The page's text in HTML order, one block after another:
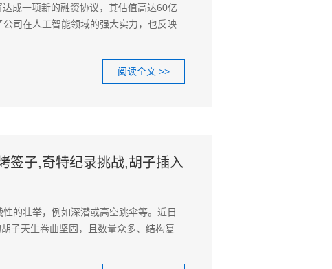
成一项新的融资协议，其估值高达60亿
司在人工智能领域的强大实力，也反映
阅读全文 >>
签子,奇特纪录挑战,胡子插入
的壮举，例如深潜或高空跳伞等。近日
子天生卷曲坚固，且数量众多、结构复